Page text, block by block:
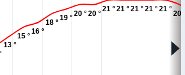
13 °
15 °
16 °
18 °
19 °
20 °20 °
21 °21 °21 °21 °21 °
20